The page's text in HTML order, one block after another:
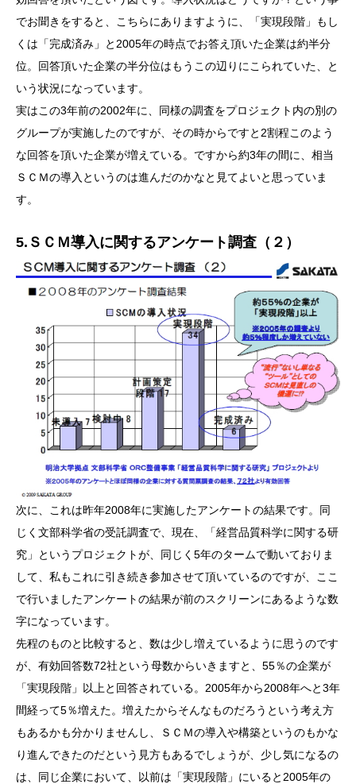
でお聞きをすると、こちらにありますように、「実現段階」もし
くは「完成済み」と2005年の時点でお答え頂いた企業は約半分
位。回答頂いた企業の半分位はもうこの辺りにこられていた、と
いう状況になっています。
実はこの3年前の2002年に、同様の調査をプロジェクト内の別の
グループが実施したのですが、その時からですと2割程このよう
な回答を頂いた企業が増えている。ですから約3年の間に、相当
ＳＣＭの導入というのは進んだのかなと見てよいと思っていま
す。
5.ＳＣＭ導入に関するアンケート調査（２）
次に、これは昨年2008年に実施したアンケートの結果です。同
じく文部科学省の受託調査で、現在、「経営品質科学に関する研
究」というプロジェクトが、同じく5年のタームで動いておりま
して、私もこれに引き続き参加させて頂いているのですが、ここ
で行いましたアンケートの結果が前のスクリーンにあるような数
字になっています。
先程のものと比較すると、数は少し増えているように思うのです
が、有効回答数72社という母数からいきますと、55％の企業が
「実現段階」以上と回答されている。2005年から2008年へと3年
間経って5％増えた。増えたからそんなものだろうという考え方
もあるかも分かりませんし、ＳＣＭの導入や構築というのもかな
り進んできたのだという見方もあるでしょうが、少し気になるの
は、同じ企業において、以前は「実現段階」にいると2005年の